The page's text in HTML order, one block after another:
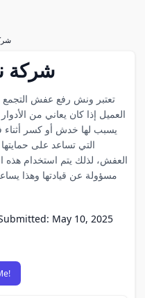
شركة
تعتبر ونش رفع عفش التجمع
العميل إذا كان يعاني من
يسبب لها خدش أو كسر أثناء
التي تساعد على
العفش، لذلك يتم استخدام هذه
مسؤولة عن قيادتها وهذا
May 10, 2025